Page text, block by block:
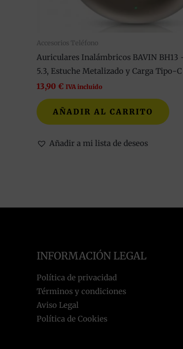
Accesorios Teléfono
Auriculares Inalámbricos BAVIN BH13
5.3, Estuche Metalizado y Carga Tipo-C
13,90 € IVA incluido
AÑADIR AL CARRITO
Añadir a mi lista de deseos
INFORMACIÓN LEGAL
Política de privacidad
Términos y condiciones
Aviso Legal
Política de Cookies